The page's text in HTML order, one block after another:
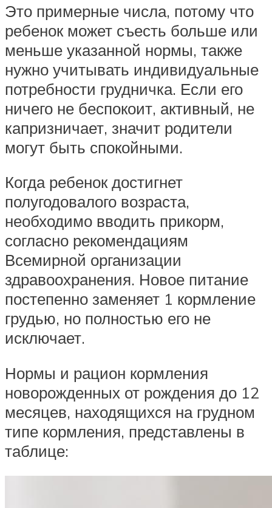
Это примерные числа, потому что
ребенок может съесть больше или
меньше указанной нормы, также
нужно учитывать индивидуальные
потребности грудничка. Если его
ничего не беспокоит, активный, не
капризничает, значит родители
могут быть спокойными.
Когда ребенок достигнет
полугодовалого возраста,
необходимо вводить прикорм,
согласно рекомендациям
Всемирной организации
здравоохранения. Новое питание
постепенно заменяет 1 кормление
грудью, но полностью его не
исключает.
Нормы и рацион кормления
новорожденных от рождения до 12
месяцев, находящихся на грудном
типе кормления, представлены в
таблице: